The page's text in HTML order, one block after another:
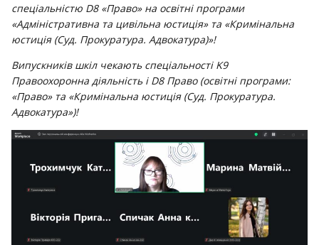
спеціальністю D8 «Право» на освітні програми
«Адміністративна та цивільна юстиція» та «Кримінальна
юстиція (Суд. Прокуратура. Адвокатура)»!
Випускників шкіл чекають спеціальності K9
Правоохоронна діяльність і D8 Право (освітні програми:
«Право» та «Кримінальна юстиція (Суд. Прокуратура.
Адвокатура»)!